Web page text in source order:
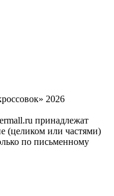
2026
принадлежат
(целиком или частями)
по письменному